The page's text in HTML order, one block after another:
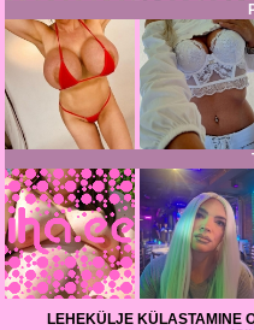
LEHEKÜLJE KÜLASTAMINE